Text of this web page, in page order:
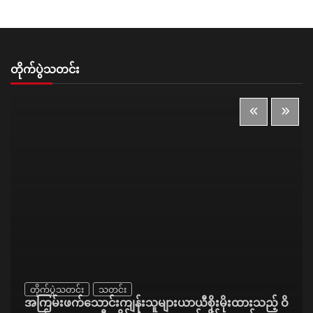
တိုက်ပွဲသတင်း
တိုက်ပွဲသတင်း သတင်း
အကြမ်းဖက်သောင်းကျန်းသူများယာယီစိုးမိုးထားသည့် ဝိ